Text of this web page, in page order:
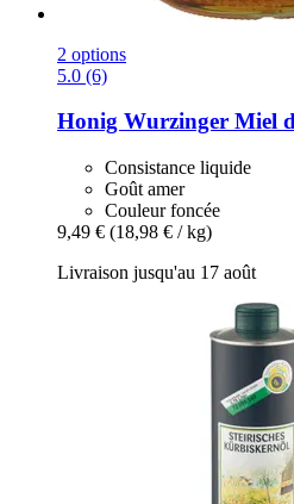
2 options
5.0 (6)
Honig Wurzinger Miel
Consistance liquide
Goût amer
Couleur foncée
9,49 € (18,98 € / kg)
Livraison jusqu'au 17 août